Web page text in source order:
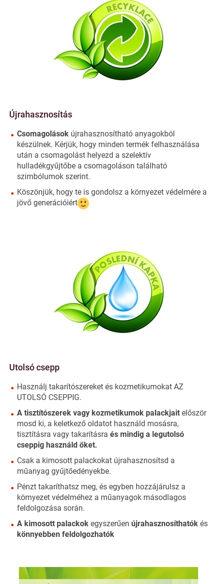
Újrahasznosítás
Csomagolások újrahasznosítható anyagokból
készülnek. Kérjük, hogy minden termék felhasználása
után a csomagolást helyezd a szelektív
hulladékgyűjtőbe a csomagoláson található
szimbólumok szerint.
Köszönjük, hogy te is gondolsz a környezet védelmére a
jövő generációiért
Utolsó csepp
Használj takarítószereket és kozmetikumokat AZ
UTOLSÓ CSEPPIG.
A tisztítószerek vagy kozmetikumok palackjait először
mosd ki, a keletkező oldatot használd mosásra,
tisztításra vagy takarításra és mindig a legutolsó
cseppig használd őket.
Csak a kimosott palackokat újrahasznosítsd a
műanyag gyűjtőedényekbe.
Pénzt takaríthatsz meg, és egyben hozzájárulsz a
környezet védelméhez a műanyagok másodlagos
feldolgozása során.
A kimosott palackok egyszerűen újrahasznosíthatók és
könnyebben feldolgozhatók